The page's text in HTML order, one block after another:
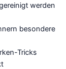
werden
besondere
Tricks